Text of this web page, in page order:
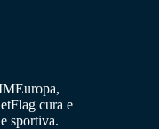
cura e
sportiva.